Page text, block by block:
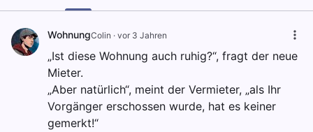
WohnungColin · vor 3 Jahren
„Ist diese Wohnung auch ruhig?“, fragt der neue
Mieter.
„Aber natürlich“, meint der Vermieter, „als Ihr
Vorgänger erschossen wurde, hat es keiner
gemerkt!“